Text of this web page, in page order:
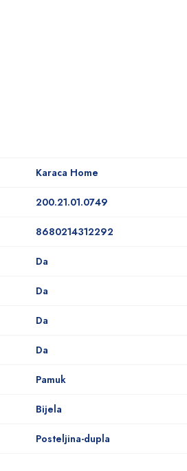
Karaca Home
200.21.01.0749
8680214312292
Da
Da
Da
Da
Pamuk
Bijela
Posteljina-dupla